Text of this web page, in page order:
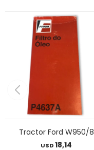
Tractor Ford W950/8
USD18,14